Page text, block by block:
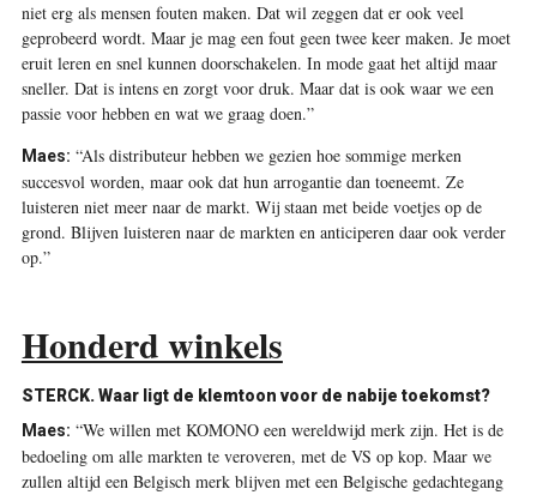
niet erg als mensen fouten maken. Dat wil zeggen dat er ook veel
geprobeerd wordt. Maar je mag een fout geen twee keer maken. Je moet
eruit leren en snel kunnen doorschakelen. In mode gaat het altijd maar
sneller. Dat is intens en zorgt voor druk. Maar dat is ook waar we een
passie voor hebben en wat we graag doen.”
Maes: “Als distributeur hebben we gezien hoe sommige merken
succesvol worden, maar ook dat hun arrogantie dan toeneemt. Ze
luisteren niet meer naar de markt. Wij staan met beide voetjes op de
grond. Blijven luisteren naar de markten en anticiperen daar ook verder
op.”
Honderd winkels
STERCK. Waar ligt de klemtoon voor de nabije toekomst?
Maes: “We willen met KOMONO een wereldwijd merk zijn. Het is de
bedoeling om alle markten te veroveren, met de VS op kop. Maar we
zullen altijd een Belgisch merk blijven met een Belgische gedachtegang